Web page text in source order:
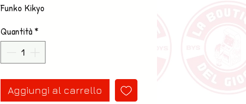
Funko Kikyo
Quantità*
Aggiungi al carrello